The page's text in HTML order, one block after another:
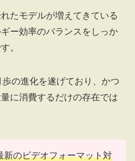
たモデルが増えてきている
ー効率のバランスをしっか
。
の進化を遂げており、かつ
に消費するだけの存在では
新のビデオフォーマット対